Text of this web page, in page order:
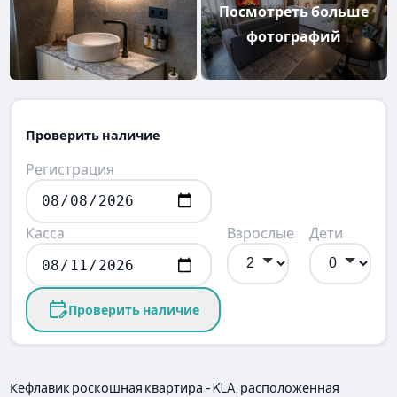
Посмотреть больше
фотографий
Проверить наличие
Регистрация
Касса Взрослые Дети
Проверить наличие
Кефлавик роскошная квартира - KLA, расположенная